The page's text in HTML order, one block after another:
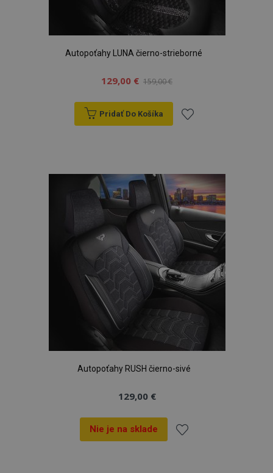
Autopoťahy LUNA čierno-strieborné
129,00 € 159,00 €
Pridať Do Košíka
zoznamu
prianí
Autopoťahy RUSH čierno-sivé
129,00 €
Nie je na sklade